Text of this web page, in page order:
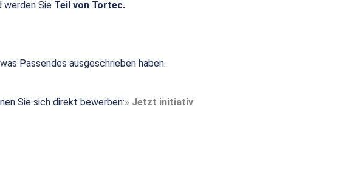
werden Sie Teil von Tortec.
Passendes ausgeschrieben haben.
Sie sich direkt bewerben:
Jetzt initiativ